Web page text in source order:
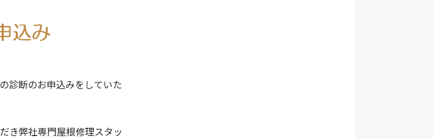
断のお申込みをしていた
弊社専門屋根修理スタッ